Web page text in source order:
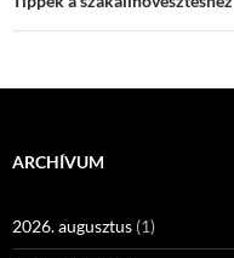
ARCHÍVUM
2026. augusztus (1)